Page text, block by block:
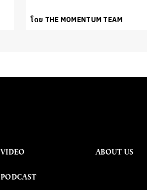
โดย THE MOMENTUM TEAM
VIDEO
PODCAST
ABOUT US